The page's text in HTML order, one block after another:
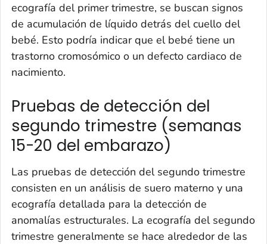
ecografía del primer trimestre, se buscan signos
de acumulación de líquido detrás del cuello del
bebé. Esto podría indicar que el bebé tiene un
trastorno cromosómico o un defecto cardiaco de
nacimiento.
Pruebas de detección del
segundo trimestre (semanas
15-20 del embarazo)
Las pruebas de detección del segundo trimestre
consisten en un análisis de suero materno y una
ecografía detallada para la detección de
anomalías estructurales. La ecografía del segundo
trimestre generalmente se hace alrededor de las